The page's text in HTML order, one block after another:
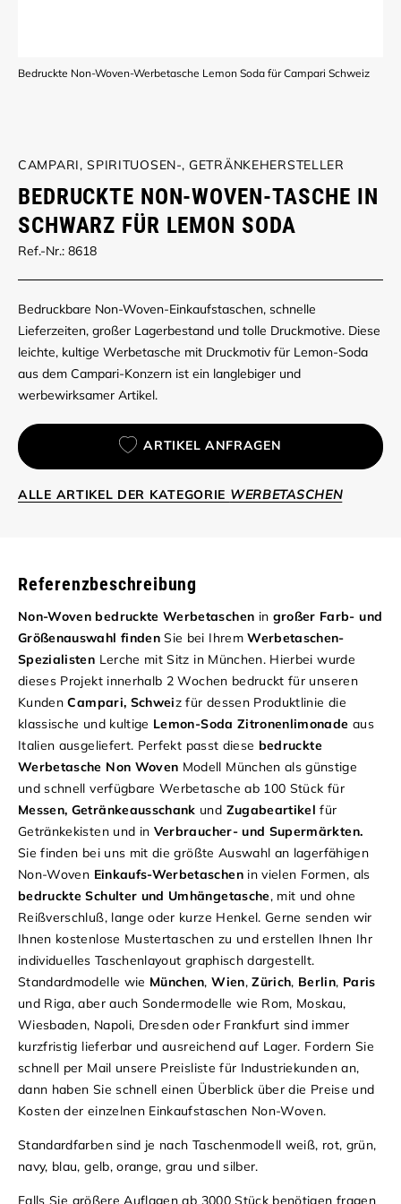
Bedruckte Non-Woven-Werbetasche Lemon Soda für Campari Schweiz
CAMPARI, SPIRITUOSEN-, GETRÄNKEHERSTELLER
BEDRUCKTE NON-WOVEN-TASCHE IN
SCHWARZ FÜR LEMON SODA
Ref.-Nr.: 8618
Bedruckbare Non-Woven-Einkaufstaschen, schnelle
Lieferzeiten, großer Lagerbestand und tolle Druckmotive. Diese
leichte, kultige Werbetasche mit Druckmotiv für Lemon-Soda
aus dem Campari-Konzern ist ein langlebiger und
werbewirksamer Artikel.
ARTIKEL ANFRAGEN
ALLE ARTIKEL DER KATEGORIE WERBETASCHEN
Referenzbeschreibung
Non-Woven bedruckte Werbetaschen in großer Farb- und
Größenauswahl finden Sie bei IhremWerbetaschen-
Spezialisten Lerche mit Sitz in München. Hierbei wurde
dieses Projekt innerhalb 2 Wochen bedruckt für unseren
Kunden Campari, Schweiz für dessen Produktlinie die
klassische und kultige Lemon-Soda Zitronenlimonade aus
Italien ausgeliefert. Perfekt passt diese bedruckte
Werbetasche Non Woven Modell München als günstige
und schnell verfügbare Werbetasche ab 100 Stück für
Messen, Getränkeausschank und Zugabeartikel für
Getränkekisten und in Verbraucher- und Supermärkten.
Sie finden bei uns mit die größte Auswahl an lagerfähigen
Non-Woven Einkaufs-Werbetaschenin vielen Formen, als
bedruckte Schulter und Umhängetasche, mit und ohne
Reißverschluß, lange oder kurze Henkel. Gerne senden wir
Ihnen kostenlose Mustertaschen zu und erstellen Ihnen Ihr
individuelles Taschenlayout graphisch dargestellt.
Standardmodelle wie München,Wien,Zürich, Berlin, Paris
und Riga, aber auch Sondermodelle wie Rom, Moskau,
Wiesbaden, Napoli, Dresden oder Frankfurt sind immer
kurzfristig lieferbar und ausreichend auf Lager. Fordern Sie
schnell per Mail unsere Preisliste für Industriekunden an,
dann haben Sie schnell einen Überblick über die Preise und
Kosten der einzelnen Einkaufstaschen Non-Woven.
Standardfarben sind je nach Taschenmodell weiß, rot, grün,
navy, blau, gelb, orange, grau und silber.
Falls Sie größere Auflagen ab 3000 Stück benötigen fragen